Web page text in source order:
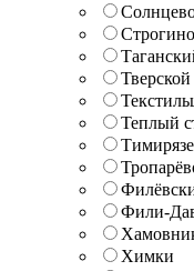
Строгино
Тверской
Теплый
Фили-
Химки